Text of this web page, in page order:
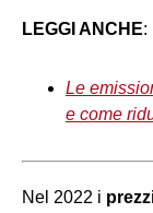
LEGGI ANCHE:
Le
e come
Nel 2022 i